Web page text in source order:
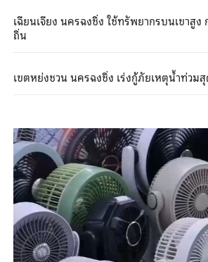
เฉียนเจียง นครฉงชิ่ง ใช้ทรัพยากรบนเขาสู
ถิ่น
เขตหย่งชวน นครฉงชิ่ง เร่งกู้ภัยเหตุน้ำท่วม